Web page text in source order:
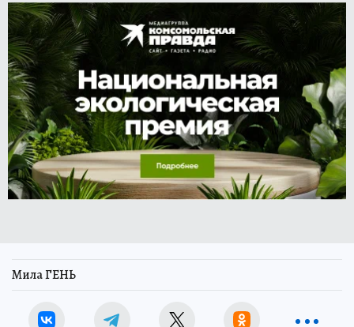
Мила ГЕНЬ